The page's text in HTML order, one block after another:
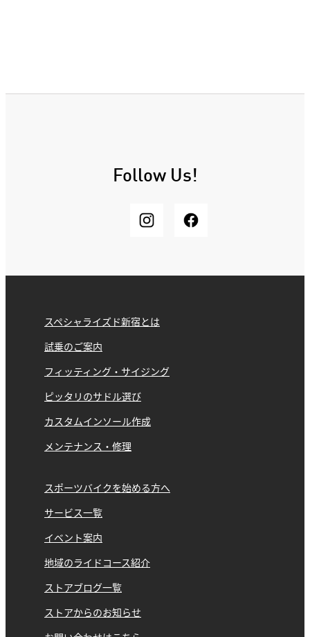
Follow Us!
スペシャライズド新宿とは
試乗のご案内
フィッティング・サイジング
ピッタリのサドル選び
カスタムインソール作成
メンテナンス・修理
スポーツバイクを始める方へ
サービス一覧
イベント案内
地域のライドコース紹介
ストアブログ一覧
ストアからのお知らせ